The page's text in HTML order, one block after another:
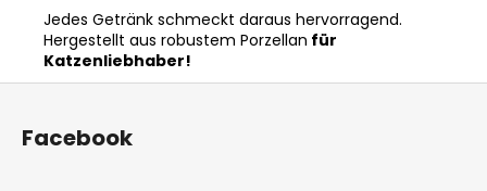
Jedes Getränk schmeckt daraus hervorragend.
Hergestellt aus robustem Porzellan für
Katzenliebhaber!
F
Facebook